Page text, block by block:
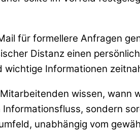
für formellere Anfragen
Distanz einen
Informationen
wissen, wann
sondern
unabhängig vom